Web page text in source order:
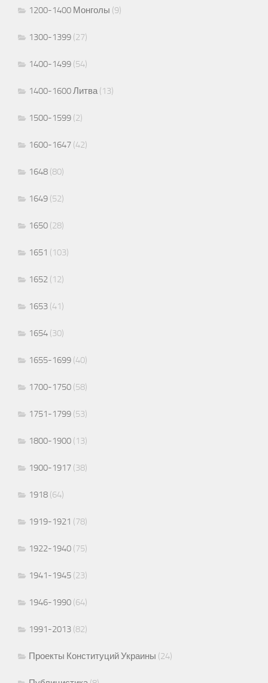
1200-1400 Монголы (9)
1300-1399 (27)
1400-1499 (54)
1400-1600 Литва(13)
1500-1599 (2)
1600-1647 (42)
1648 (80)
1649 (52)
1650 (28)
1651 (103)
1652 (12)
1653 (41)
1654 (30)
1655-1699 (40)
1700-1750 (58)
1751-1799 (53)
1800-1900 (13)
1900-1917 (38)
1918 (64)
1919-1921 (78)
1922-1940 (75)
1941-1945 (23)
1946-1990 (64)
1991-2013 (82)
Проекты Конституций Украины (24)